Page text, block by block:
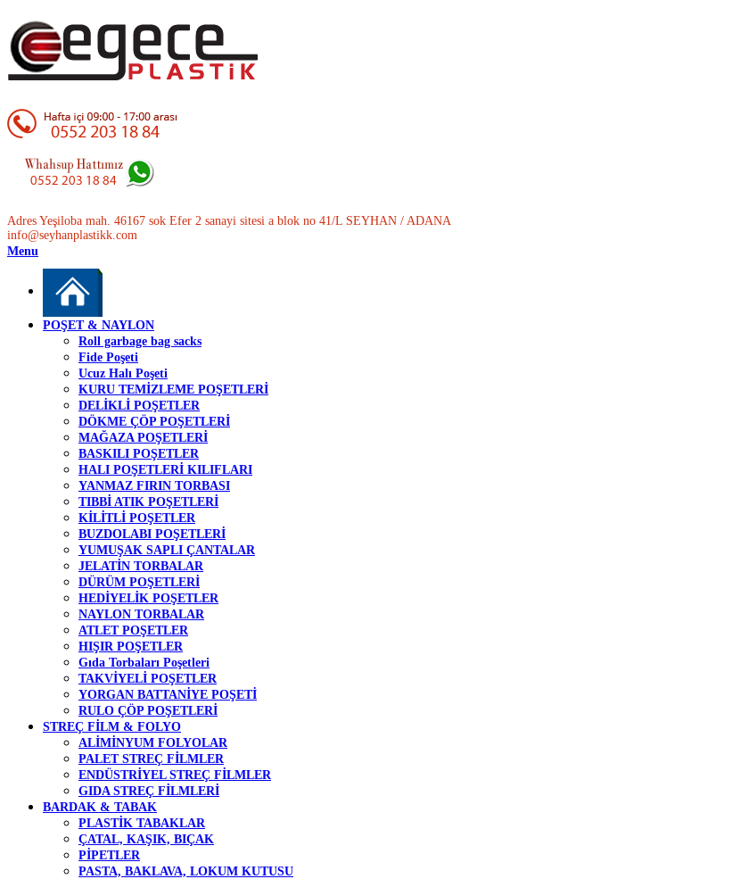
Adres Yeşiloba mah. 46167 sok Efer 2 sanayi sitesi a blok no 41/L SEYHAN / ADANA
info@seyhanplastikk.com
Menu
POŞET & NAYLON
Roll garbage bag sacks
Fide Poşeti
Ucuz Halı Poşeti
KURU TEMİZLEME POŞETLERİ
DELİKLİ POŞETLER
DÖKME ÇÖP POŞETLERİ
MAĞAZA POŞETLERİ
BASKILI POŞETLER
HALI POŞETLERİ KILIFLARI
YANMAZ FIRIN TORBASI
TIBBİ ATIK POŞETLERİ
KİLİTLİ POŞETLER
BUZDOLABI POŞETLERİ
YUMUŞAK SAPLI ÇANTALAR
JELATİN TORBALAR
DÜRÜM POŞETLERİ
HEDİYELİK POŞETLER
NAYLON TORBALAR
ATLET POŞETLER
HIŞIR POŞETLER
Gıda Torbaları Poşetleri
TAKVİYELİ POŞETLER
YORGAN BATTANİYE POŞETİ
RULO ÇÖP POŞETLERİ
STREÇ FİLM & FOLYO
ALİMİNYUM FOLYOLAR
PALET STREÇ FİLMLER
ENDÜSTRİYEL STREÇ FİLMLER
GIDA STREÇ FİLMLERİ
BARDAK & TABAK
PLASTİK TABAKLAR
ÇATAL, KAŞIK, BIÇAK
PİPETLER
PASTA, BAKLAVA, LOKUM KUTUSU